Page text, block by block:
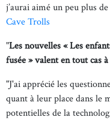
j’aurai aimé un peu plus
Cave Trolls
"Les nouvelles « Les
fusée » valent en tout cas
"J'ai apprécié les
quant à leur place dans le
potentielles de la